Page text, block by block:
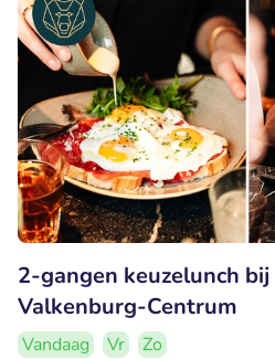
2-gangen keuzelunch bij
Valkenburg-Centrum
Vandaag Vr
Zo